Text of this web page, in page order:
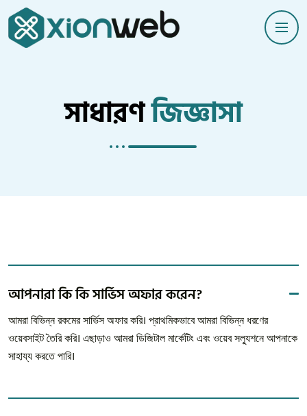
সাধারণজিজ্ঞাসা
আপনারা কি কি সার্ভিস অফার করেন?
আমরা বিভিন্ন রকমের সার্ভিস অফার করি। প্রাথমিকভাবে আমরা বিভিন্ন ধরণের
ওয়েবসাইট তৈরি করি। এছাড়াও আমরা ডিজিটাল মার্কেটিং এবং ওয়েব সল্যুশনে আপনাকে
সাহায্য করতে পারি।